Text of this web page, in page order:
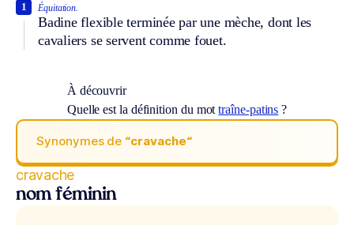
Équitation.
Badine flexible terminée par une mèche, dont les
cavaliers se servent comme fouet.
1
À découvrir
Quelle est la définition du mottraîne-patins ?
Synonymes de “cravache“
cravache
nom féminin